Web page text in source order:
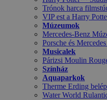
Trónok harca
VIP est a Harry
Múzeumok
Mercedes-Benz
Porsche és
Musicalek
Párizsi Moulin
Színház
Aquaparkok
Therme Erding
Water World